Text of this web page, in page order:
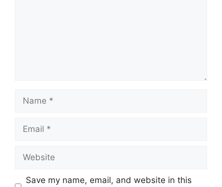
Name
Email
Website
Save my name, email, and website in this